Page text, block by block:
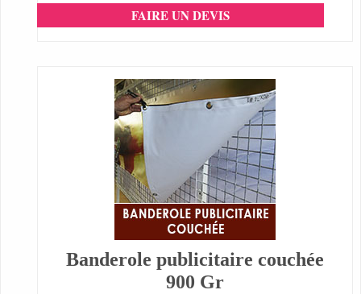
FAIRE UN DEVIS
Banderole publicitaire couchée
900 Gr